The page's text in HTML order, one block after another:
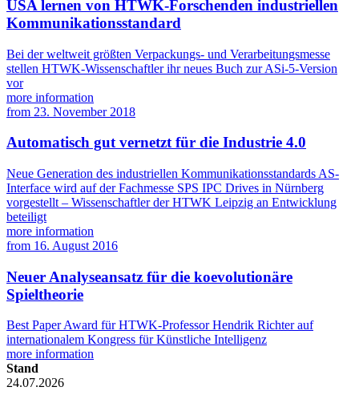
USA lernen von HTWK-Forschenden industriellen
Kommunikationsstandard
Bei der weltweit größten Verpackungs- und Verarbeitungsmesse
stellen HTWK-Wissenschaftler ihr neues Buch zur ASi-5-Version
vor
more information
from 23. November 2018
Automatisch gut vernetzt für die Industrie 4.0
Neue Generation des industriellen Kommunikationsstandards AS-
Interface wird auf der Fachmesse SPS IPC Drives in Nürnberg
vorgestellt – Wissenschaftler der HTWK Leipzig an Entwicklung
beteiligt
more information
from 16. August 2016
Neuer Analyseansatz für die koevolutionäre
Spieltheorie
Best Paper Award für HTWK-Professor Hendrik Richter auf
internationalem Kongress für Künstliche Intelligenz
more information
Stand
24.07.2026